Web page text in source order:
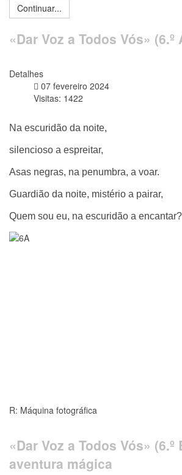
Continuar...
«Dar Voz a Todos Vós»
Detalhes
07 fevereiro 2024
Visitas: 1422
Na escuridão da noite,
silencioso a espreitar,
Asas negras, na penumbra, a voar.
Guardião da noite, mistério a pairar,
Quem sou eu, na escuridão a encantar?
R: Máquina fotográfica
«Dar Voz a Todos Vós» (6.º
aventura mágica